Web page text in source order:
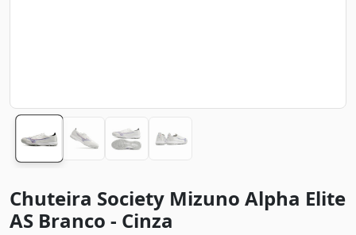
Chuteira Society Mizuno Alpha Elite
AS Branco - Cinza